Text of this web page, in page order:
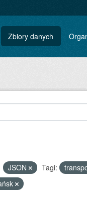
Zbiory danych
JSON Tagi: